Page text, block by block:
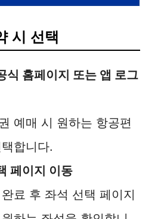
시 선택
식 홈페이지 또는 앱 로그
예매 시 원하는 항공편
합니다.
페이지 이동
료 후 좌석 선택 페이지